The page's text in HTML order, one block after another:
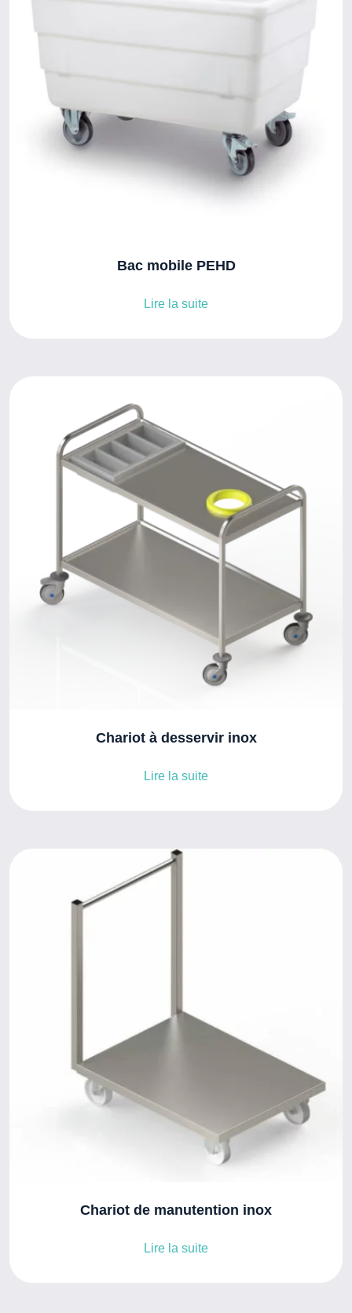
Bac mobile PEHD
Lire la suite
Chariot à desservir inox
Lire la suite
Chariot de manutention inox
Lire la suite